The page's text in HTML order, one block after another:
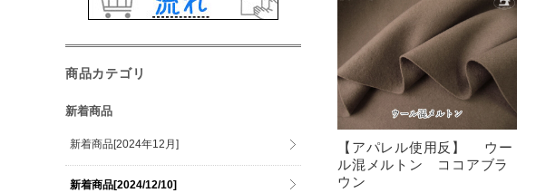
【アパレル使用反】 ウー
ル混メルトン ココアブラ
ウン
商品カテゴリ
新着商品
新着商品[2024年12月]
新着商品[2024/12/10]